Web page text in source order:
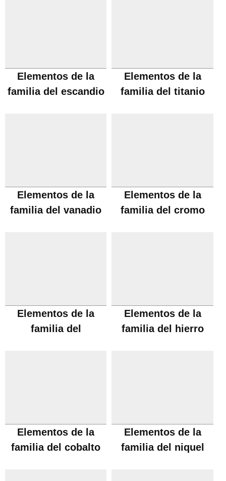
Elementos de la
familia del escandio
Elementos de la
familia del titanio
Elementos de la
familia del vanadio
Elementos de la
familia del cromo
Elementos de la
familia del
Elementos de la
familia del hierro
Elementos de la
familia del cobalto
Elementos de la
familia del niquel